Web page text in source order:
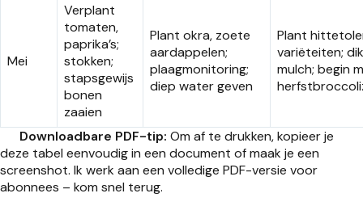
Mei
Verplant
tomaten,
paprika’s;
stokken;
stapsgewijs
bonen
zaaien
Plant okra, zoete
aardappelen;
plaagmonitoring;
diep water geven
Plant
variëteiten;
mulch; begin
Downloadbare PDF-tip: Om af te drukken, kopieer je
deze tabel eenvoudig in een document of maak je een
screenshot. Ik werk aan een volledige PDF-versie voor
abonnees – kom snel terug.